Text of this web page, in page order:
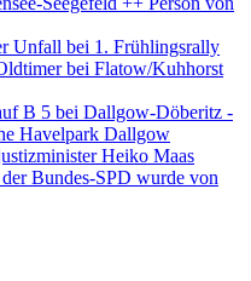
Unfall bei 1. Frühlingsrally
bei Flatow/Kuhhorst
B 5 bei Dallgow-Döberitz -
Havelpark Dallgow
Heiko Maas
Bundes-SPD wurde von